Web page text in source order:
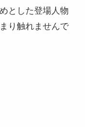
とした登場人物
り触れませんで